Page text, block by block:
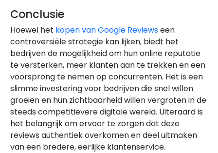
Conclusie
Hoewel het kopen van Google Reviewseen
controversiële strategie kan lijken, biedt het
bedrijven de mogelijkheid om hun online reputatie
te versterken, meer klanten aan te trekken en een
voorsprong te nemen op concurrenten. Het is een
slimme investering voor bedrijven die snel willen
groeien en hun zichtbaarheid willen vergroten in de
steeds competitievere digitale wereld. Uiteraard is
het belangrijk om ervoor te zorgen dat deze
reviews authentiek overkomen en deel uitmaken
van een bredere, eerlijke klantenservice.